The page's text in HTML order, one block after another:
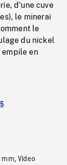
d'une cuve
le minerai
le
du nickel
empile en
mm,Video